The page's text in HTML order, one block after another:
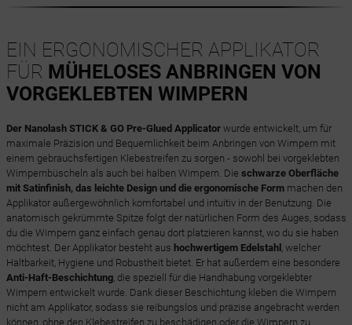
EIN ERGONOMISCHER APPLIKATOR
FÜR MÜHELOSES ANBRINGEN VON
VORGEKLEBTEN WIMPERN
Der Nanolash STICK & GO Pre-Glued Applicatorwurde entwickelt, um für
maximale Präzision und Bequemlichkeit beim Anbringen von Wimpern mit
einem gebrauchsfertigen Klebestreifen zu sorgen - sowohl bei vorgeklebten
Wimpernbüscheln als auch bei halben Wimpern. Die schwarze Oberfläche
mit Satinfinish, das leichte Design und die ergonomische Formmachen den
Applikator außergewöhnlich komfortabel und intuitiv in der Benutzung. Die
anatomisch gekrümmte Spitze folgt der natürlichen Form des Auges, sodass
du die Wimpern ganz einfach genau dort platzieren kannst, wo du sie haben
möchtest. Der Applikator besteht aus hochwertigem Edelstahl, welcher
Haltbarkeit, Hygiene und Robustheit bietet. Er hat außerdem eine besondere
Anti-Haft-Beschichtung, die speziell für die Handhabung vorgeklebter
Wimpern entwickelt wurde. Dank dieser Beschichtung kleben die Wimpern
nicht am Applikator, sodass sie reibungslos und präzise angebracht werden
können, ohne den Klebestreifen zu beschädigen oder die Wimpern zu